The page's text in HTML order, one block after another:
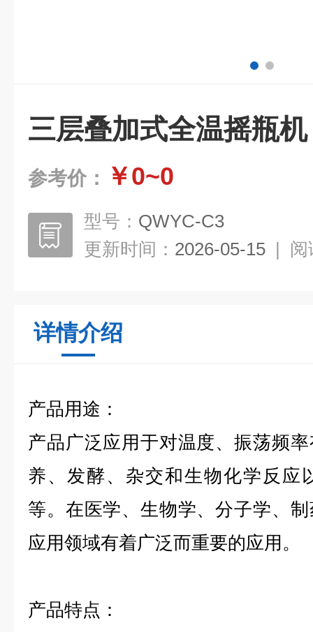
三层叠加式全温摇瓶机
参考价： ￥0~0
型号： QWYC-C3
更新时间： 2026-05-15 | 阅
详情介绍
产品用途：
产品广泛应用于对温度、振荡频
养、发酵、杂交和生物化学反应
等。在医学、生物学、分子学、
应用领域有着广泛而重要的应用。
产品特点：